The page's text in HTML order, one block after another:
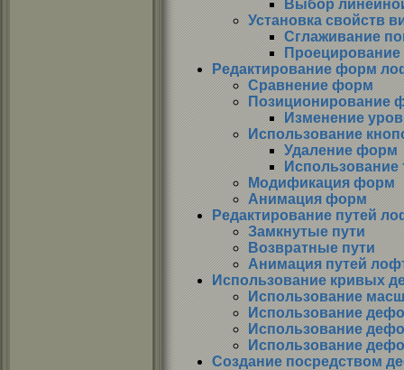
Выбор
Установка свойств
Сглаживание
Проецирование
Редактирование форм
Сравнение форм
Позиционирование
Изменение
Использование
Удаление форм
Модификация форм
Анимация форм
Редактирование путей
Замкнутые пути
Возвратные пути
Анимация путей
Использование кривых
Использование
Использование
Использование
Использование
Создание посредством